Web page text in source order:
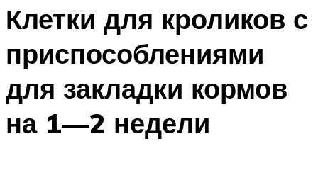
Клетки для кроликов с
приспособлениями
для закладки кормов
на 1—2 недели